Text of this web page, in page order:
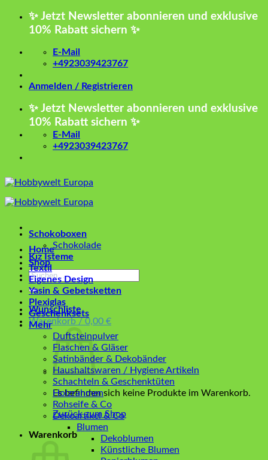
Zum
✨ Jetzt Newsletter abonnieren und exklusive
10% Rabatt sichern ✨
E-Mail
+4923039423767
Anmelden / Registrieren
✨ Jetzt Newsletter abonnieren und exklusive
10% Rabatt sichern ✨
E-Mail
+4923039423767
Home
Shop
Suchen
nach:
Wunschliste
Warenkorb / 0,00 €
Es befinden sich keine Produkte im Warenkorb.
Zurück zum Shop
Warenkorb
Schokoboxen
Schokolade
Kız İsteme
Textil
Eigenes Design
Yasin & Gebetsketten
Plexiglas
Geschenksets
Mehr
Duftsteinpulver
Flaschen & Gläser
Satinbänder & Dekobänder
Haushaltswaren / Hygiene Artikeln
Schachteln & Geschenktüten
Holzrahmen
Rohseife & Co
Dekoartikel & Co
Blumen
Dekoblumen
Künstliche Blumen